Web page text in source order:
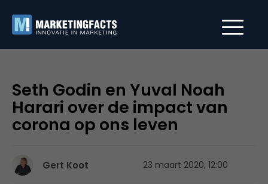
Seth Godin en Yuval Noah
Harari over de impact van
corona op ons leven
Gert Koot 23 maart 2020, 12:00